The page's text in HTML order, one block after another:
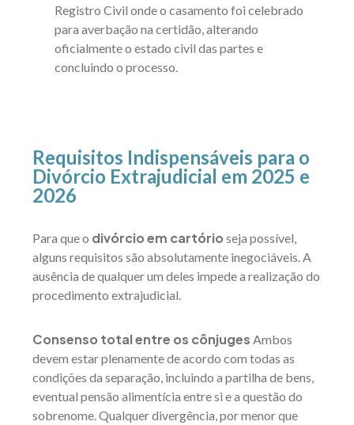
Registro Civil onde o casamento foi celebrado
para averbação na certidão, alterando
oficialmente o estado civil das partes e
concluindo o processo.
Requisitos Indispensáveis para o
Divórcio Extrajudicial em 2025 e
2026
Para que o divórcio em cartório seja possível,
alguns requisitos são absolutamente inegociáveis. A
ausência de qualquer um deles impede a realização do
procedimento extrajudicial.
Consenso total entre os cônjuges Ambos
devem estar plenamente de acordo com todas as
condições da separação, incluindo a partilha de bens,
eventual pensão alimentícia entre si e a questão do
sobrenome. Qualquer divergência, por menor que